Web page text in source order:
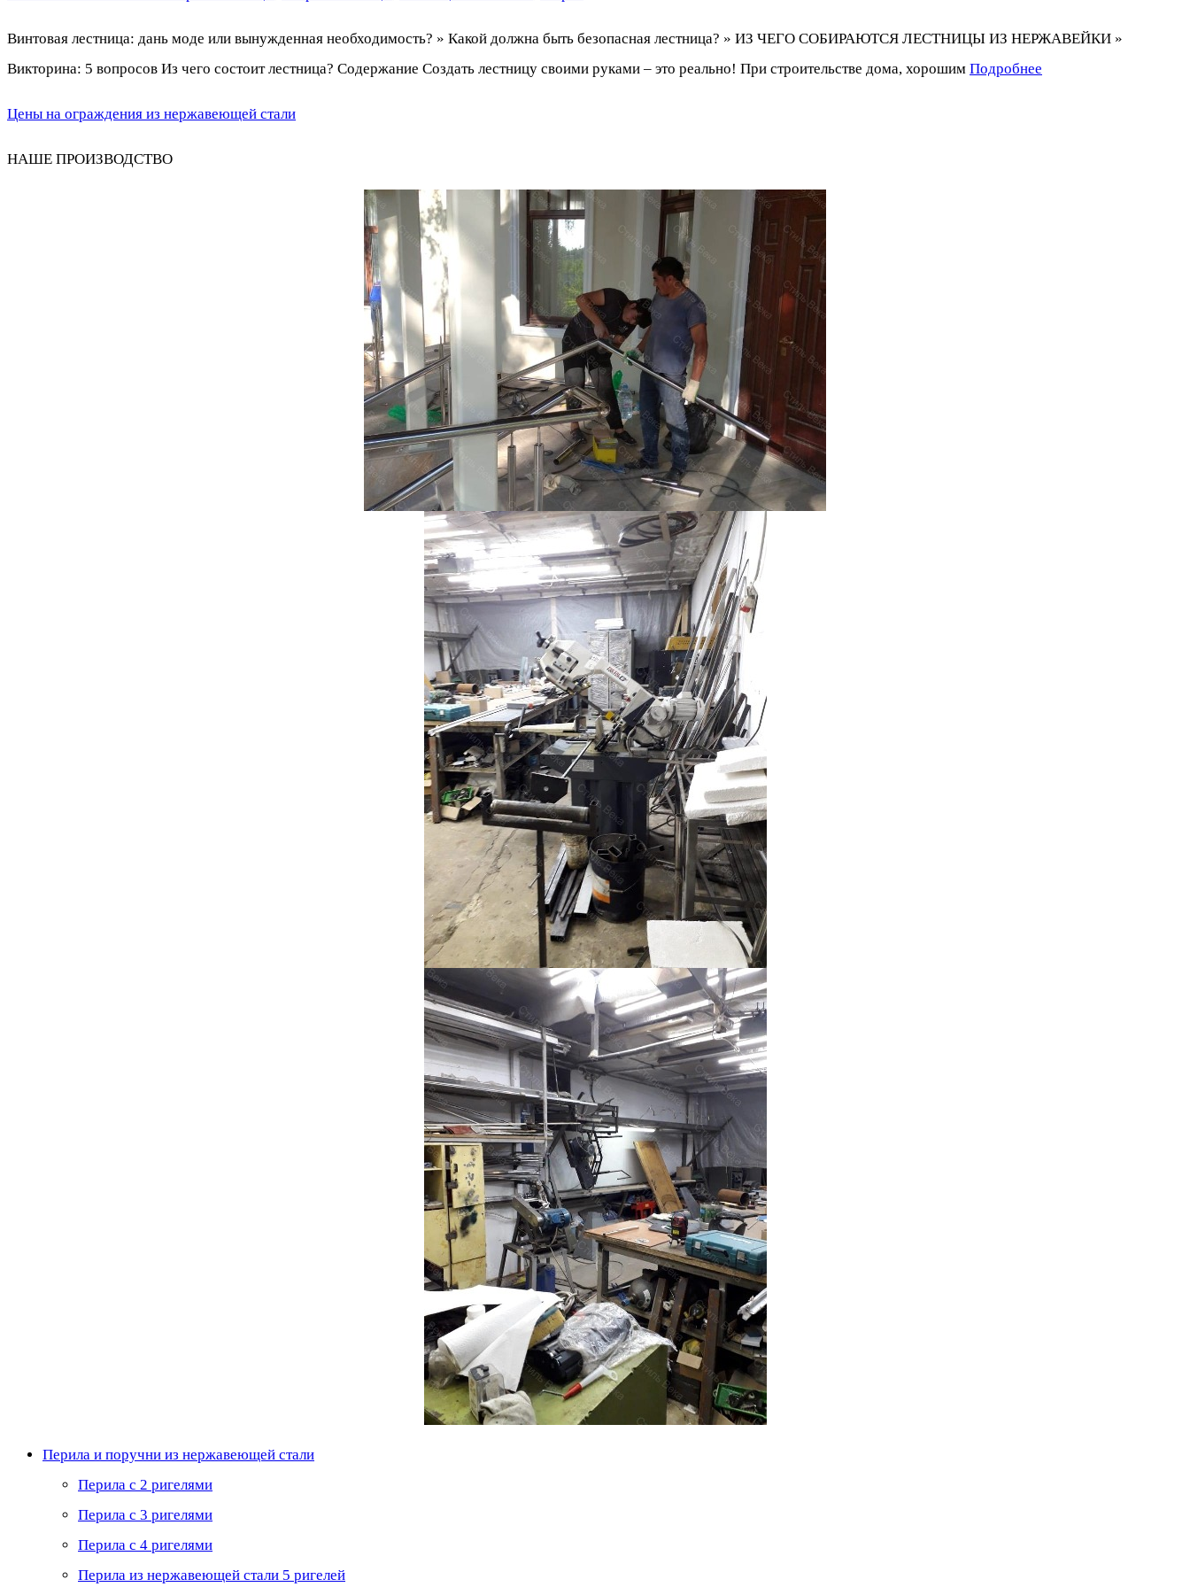
Винтовая лестница: дань моде или вынужденная необходимость? » Какой должна быть безопасная лестница? » ИЗ ЧЕГО СОБИРАЮТСЯ ЛЕСТНИЦЫ ИЗ НЕРЖАВЕЙКИ »
Викторина: 5 вопросов Из чего состоит лестница? Содержание Создать лестницу своими руками – это реально! При строительстве дома, хорошим Подробнее
Цены на ограждения из нержавеющей стали
НАШЕ ПРОИЗВОДСТВО
Перила и поручни из нержавеющей стали
Перила с 2 ригелями
Перила с 3 ригелями
Перила с 4 ригелями
Перила из нержавеющей стали 5 ригелей